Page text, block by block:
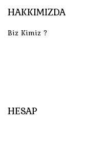
HAKKIMIZDA
Biz Kimiz ?
HESAP